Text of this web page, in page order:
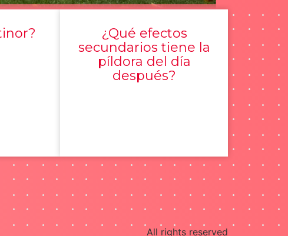
¿Qué efectos
secundarios tiene la
píldora del día
después?
All rights reserved